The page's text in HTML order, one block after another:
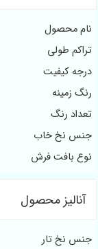
نام محصول
تراکم طولی
درجه کیفیت
رنگ زمینه
تعداد رنگ
جنس نخ خاب
نوع بافت فرش
آنالیز محصول
جنس نخ تار